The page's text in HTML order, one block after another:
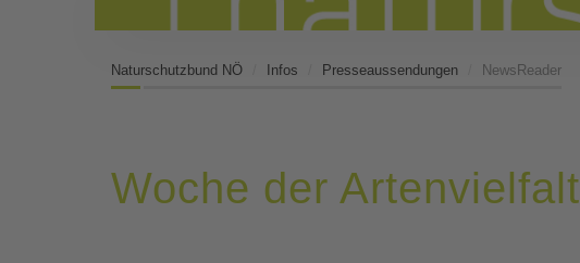
Naturschutzbund NÖ Infos Presseaussendungen NewsReader
Woche der Artenvielfalt